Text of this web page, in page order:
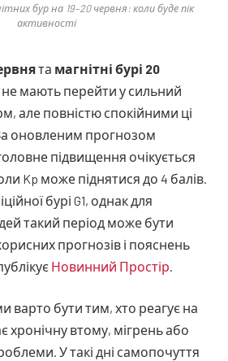
бур на 19–20 червня: коли буде пік
активності
та магнітні бурі 20
не мають перейти у сильний
але повністю спокійними ці
оновленим прогнозом
підвищення очікується
Kp може піднятися до 4 балів.
бурі G1, однак для
такий період може бути
прогнозів і пояснень
Новинний Простір.
варто бути тим, хто реагує на
хронічну втому, мігрень або
У такі дні самопочуття